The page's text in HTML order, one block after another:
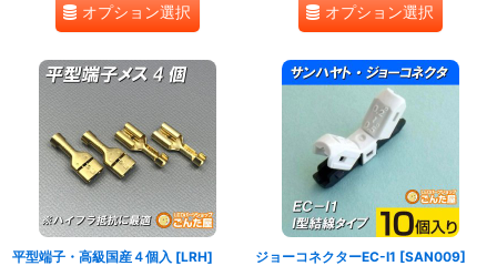
オプション選択 オプション選択
平型端子・高級国産４個入 [LRH] ジョーコネクターEC-I1 [SAN009]